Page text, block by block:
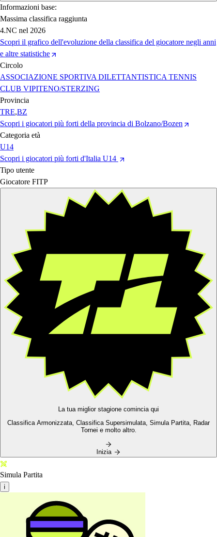
Informazioni base:
Massima classifica raggiunta
4.NC nel 2026
Scopri il grafico dell'evoluzione della classifica del giocatore negli anni
e altre statistiche
Circolo
ASSOCIAZIONE SPORTIVA DILETTANTISTICA TENNIS
CLUB VIPITENO/STERZING
Provincia
TRE,BZ
Scopri i giocatori più forti della provincia di Bolzano/Bozen
Categoria età
U14
Scopri i giocatori più forti d'Italia U14
Tipo utente
Giocatore FITP
La tua miglior stagione comincia qui
Classifica Armonizzata, Classifica Supersimulata, Simula Partita, Radar
Tornei e molto altro.
Inizia
Simula Partita
i